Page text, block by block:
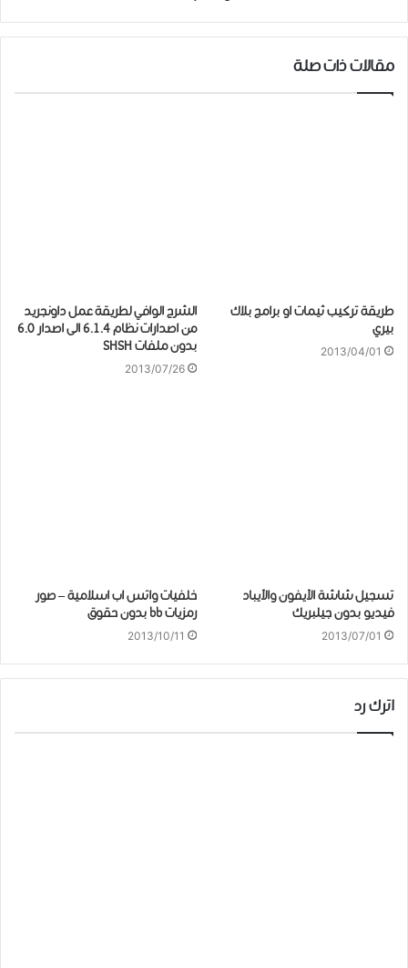
مقالات ذات صلة
طريقة تركيب ثيمات او برامج بلاك
بيري
2013/04/01
الشرح الوافي لطريقة عمل داونجريد
من اصدارات نظام 6.1.4 الى اصدار 6.0
بدون ملفات SHSH
2013/07/26
تسجيل شاشة الآيفون والآيباد
فيديو بدون جيلبريك
2013/07/01
خلفيات واتس اب اسلامية – صور
رمزيات bb بدون حقوق
2013/10/11
اترك رد